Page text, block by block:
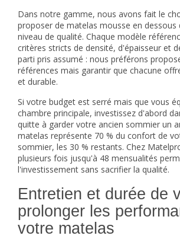
Dans notre gamme, nous avons fait le
proposer de matelas mousse en dessous
niveau de qualité. Chaque modèle
critères stricts de densité, d'épaisseur et
parti pris assumé : nous préférons
références mais garantir que chacune
et durable.
Si votre budget est serré mais que vous
chambre principale, investissez d'abord
quitte à garder votre ancien sommier un
matelas représente 70 % du confort de
sommier, les 30 % restants. Chez
plusieurs fois jusqu'à 48 mensualités
l'investissement sans sacrifier la qualité.
Entretien et durée de
prolonger les
votre matelas